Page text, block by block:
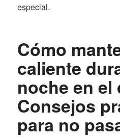
especial.
Cómo
caliente
noche en el
Consejos
para no